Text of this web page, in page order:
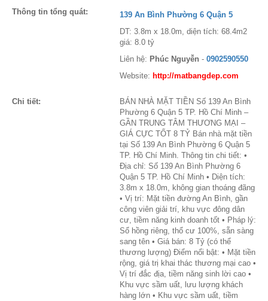
Thông tin tổng quát:
139 An Bình Phường 6 Quận 5
DT: 3.8m x 18.0m, diện tích: 68.4m2
giá: 8.0 tỷ
Liên hệ: Phúc Nguyễn - 0902590550
Website: http://matbangdep.com
Chi tiết:
BÁN NHÀ MẶT TIỀN Số 139 An Bình
Phường 6 Quận 5 TP. Hồ Chí Minh –
GẦN TRUNG TÂM THƯƠNG MẠI –
GIÁ CỰC TỐT 8 TỶ Bán nhà mặt tiền
tại Số 139 An Bình Phường 6 Quận 5
TP. Hồ Chí Minh. Thông tin chi tiết: •
Địa chỉ: Số 139 An Bình Phường 6
Quận 5 TP. Hồ Chí Minh • Diện tích:
3.8m x 18.0m, không gian thoáng đãng
• Vị trí: Mặt tiền đường An Bình, gần
công viên giải trí, khu vực đông dân
cư, tiềm năng kinh doanh tốt • Pháp lý:
Sổ hồng riêng, thổ cư 100%, sẵn sàng
sang tên • Giá bán: 8 Tỷ (có thể
thương lượng) Điểm nổi bật: • Mặt tiền
rộng, giá trị khai thác thương mại cao •
Vị trí đắc địa, tiềm năng sinh lời cao •
Khu vực sầm uất, lưu lượng khách
hàng lớn • Khu vực sầm uất, tiềm